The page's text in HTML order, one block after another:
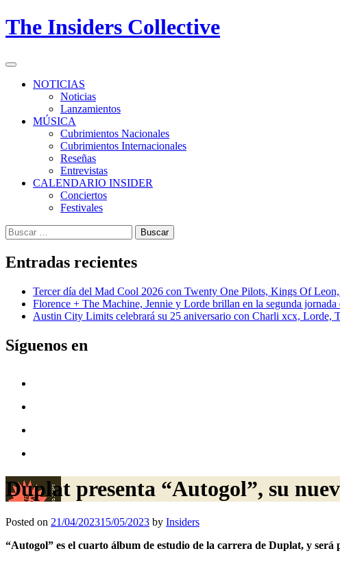
Skip
to
The Insiders Collective
Primary
NOTICIAS
Noticias
Lanzamientos
MÚSICA
Cubrimientos Nacionales
Cubrimientos Internacionales
Reseñas
Entrevistas
CALENDARIO INSIDER
Conciertos
Festivales
Buscar:
Entradas recientes
Tercer día del Mad Cool 2026 con Twenty One Pilots, Kings Of
Florence + The Machine, Jennie y Lorde brillan en la segunda
Austin City Limits celebrará su 25 aniversario con Charli xcx, Lorde,
Síguenos en
Duplat presenta “Autogol”, su
Posted on 21/04/202315/05/2023 by Insiders
“Autogol” es el cuarto álbum de estudio de la carrera de Duplat, y